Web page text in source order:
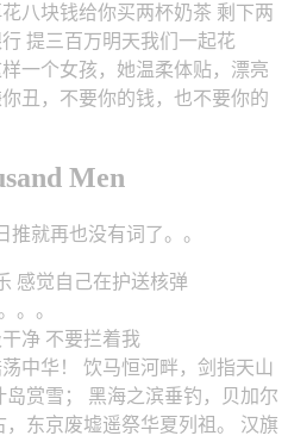
八块钱给你买两杯奶茶 剩下两
提三百万明天我们一起花
一个女孩，她温柔体贴，漂亮
丑，不要你的钱，也不要你的
Men
就再也没有词了。。
感觉自己在护送核弹
。。
净 不要拦着我
中华！ 饮马恒河畔，剑指天山
岛赏雪； 黑海之滨垂钓，贝加尔
东京废墟遥祭华夏列祖。 汉旗